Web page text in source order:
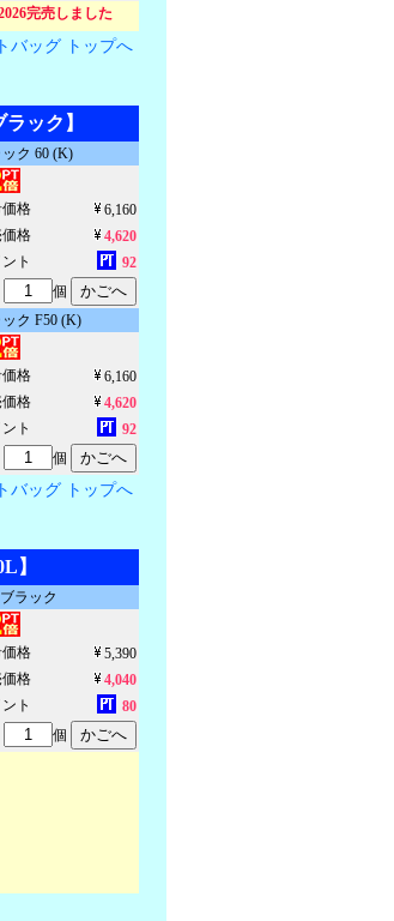
完売しました
バッグ トップへ
ック】
ック 60 (K)
価格
6,160
格
4,620
ト
92
個
ク F50 (K)
価格
6,160
格
4,620
ト
92
個
バッグ トップへ
】
ラック
価格
5,390
格
4,040
ト
80
個